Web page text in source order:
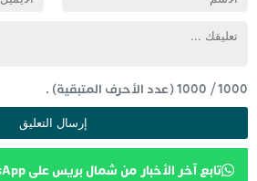
1000
/
1000(عدد الأحرف المتبقية) .
تابع آخر الأخبار من شمال بريس على WhatsApp